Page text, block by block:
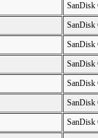
SanDisk
SanDisk
SanDisk
SanDisk
SanDisk
SanDisk
SanDisk